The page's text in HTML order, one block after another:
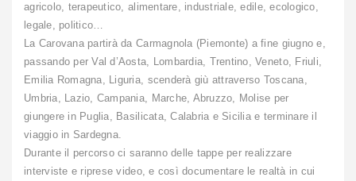
agricolo, terapeutico, alimentare, industriale, edile, ecologico,
legale, politico…
La Carovana partirà da Carmagnola (Piemonte) a fine giugno e,
passando per Val d’Aosta, Lombardia, Trentino, Veneto, Friuli,
Emilia Romagna, Liguria, scenderà giù attraverso Toscana,
Umbria, Lazio, Campania, Marche, Abruzzo, Molise per
giungere in Puglia, Basilicata, Calabria e Sicilia e terminare il
viaggio in Sardegna.
Durante il percorso ci saranno delle tappe per realizzare
interviste e riprese video, e così documentare le realtà in cui